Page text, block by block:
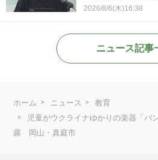
2026/8/6(木)16:38
ニュース記事
ホーム ニュース
教育
児童がウクライナゆかりの楽器「バ
露 岡山・真庭市